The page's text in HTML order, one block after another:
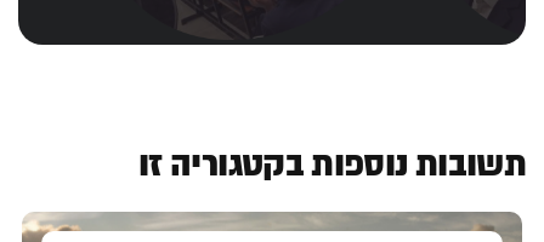
תשובות נוספות בקטגוריה זו